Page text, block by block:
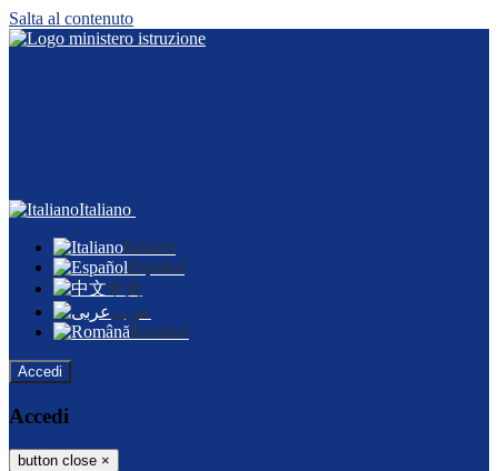
Salta al contenuto
Italiano
Italiano
Español
中文
عربى
Română
Accedi
Accedi
button close ×